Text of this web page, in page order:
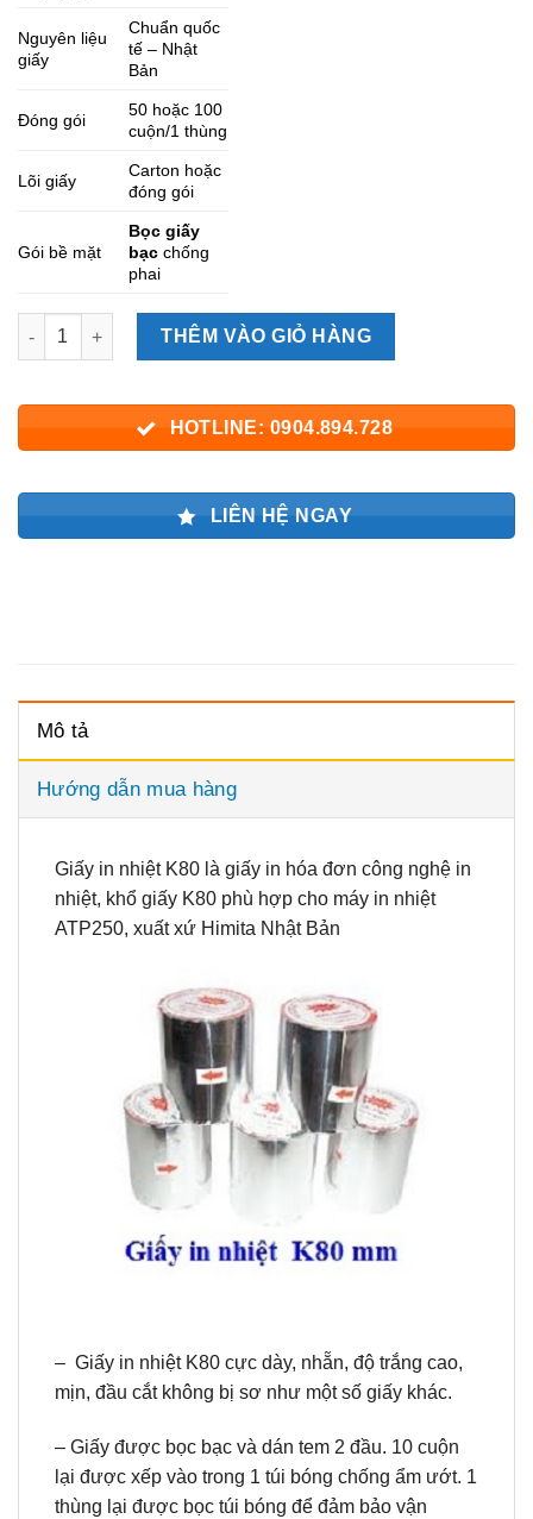
Nguyên liệu
giấy
Chuẩn quốc
tế – Nhật
Bản
Đóng gói
50 hoặc 100
cuộn/1 thùng
Lõi giấy
Carton hoặc
đóng gói
Gói bề mặt
Bọc giấy
bạc chống
phai
Số lượng
THÊM VÀO GIỎ HÀNG
HOTLINE: 0904.894.728
LIÊN HỆ NGAY
Mô tả
Hướng dẫn mua hàng
Giấy in nhiệt K80 là giấy in hóa đơn công nghệ in
nhiệt, khổ giấy K80 phù hợp cho máy in nhiệt
ATP250, xuất xứ Himita Nhật Bản
– Giấy in nhiệt K80 cực dày, nhẵn, độ trắng cao,
mịn, đầu cắt không bị sơ như một số giấy khác.
– Giấy được bọc bạc và dán tem 2 đầu. 10 cuộn
lại được xếp vào trong 1 túi bóng chống ẩm ướt. 1
thùng lại được bọc túi bóng để đảm bảo vận